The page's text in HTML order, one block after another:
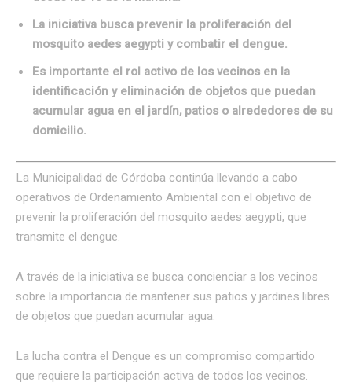
La iniciativa busca prevenir la proliferación del
mosquito aedes aegypti y combatir el dengue.
Es importante el rol activo de los vecinos en la
identificación y eliminación de objetos que puedan
acumular agua en el jardín, patios o alrededores de su
domicilio.
La Municipalidad de Córdoba continúa llevando a cabo
operativos de Ordenamiento Ambiental con el objetivo de
prevenir la proliferación del mosquito aedes aegypti, que
transmite el dengue.
A través de la iniciativa se busca concienciar a los vecinos
sobre la importancia de mantener sus patios y jardines libres
de objetos que puedan acumular agua.
La lucha contra el Dengue es un compromiso compartido
que requiere la participación activa de todos los vecinos.